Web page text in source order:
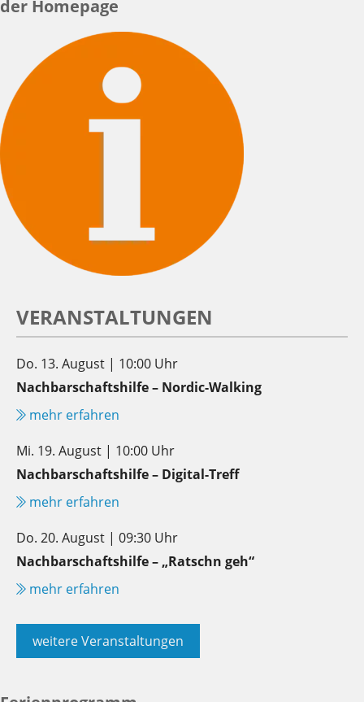
der Homepage
VERANSTALTUNGEN
Do. 13. August | 10:00 Uhr
Nachbarschaftshilfe – Nordic-Walking
mehr erfahren
Mi. 19. August | 10:00 Uhr
Nachbarschaftshilfe – Digital-Treff
mehr erfahren
Do. 20. August | 09:30 Uhr
Nachbarschaftshilfe – „Ratschn geh“
mehr erfahren
weitere Veranstaltungen